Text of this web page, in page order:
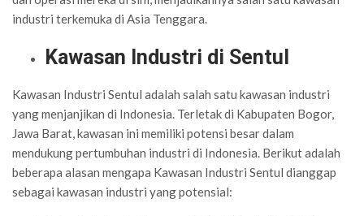
industri terkemuka di Asia Tenggara.
Kawasan Industri di Sentul
Kawasan Industri Sentul adalah salah satu kawasan industri
yang menjanjikan di Indonesia. Terletak di Kabupaten Bogor,
Jawa Barat, kawasan ini memiliki potensi besar dalam
mendukung pertumbuhan industri di Indonesia. Berikut adalah
beberapa alasan mengapa Kawasan Industri Sentul dianggap
sebagai kawasan industri yang potensial: